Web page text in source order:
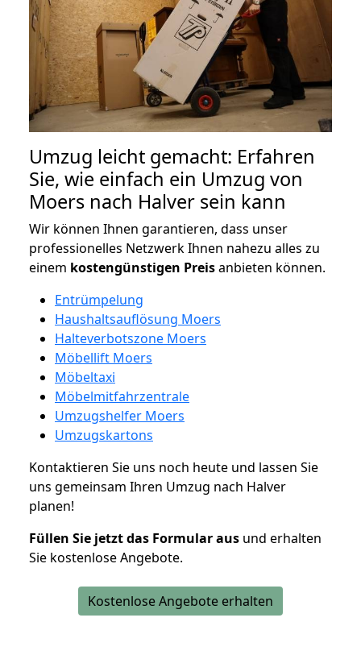
Umzug leicht gemacht: Erfahren
Sie, wie einfach ein Umzug von
Moers nach Halver sein kann
Wir können Ihnen garantieren, dass unser
professionelles Netzwerk Ihnen nahezu alles zu
einem kostengünstigen Preisanbieten können.
Entrümpelung
Haushaltsauflösung Moers
Halteverbotszone Moers
Möbellift Moers
Möbeltaxi
Möbelmitfahrzentrale
Umzugshelfer Moers
Umzugskartons
Kontaktieren Sie uns noch heute und lassen Sie
uns gemeinsam Ihren Umzug nach Halver
planen!
Füllen Sie jetzt das Formular aus und erhalten
Sie kostenlose Angebote.
Kostenlose Angebote erhalten